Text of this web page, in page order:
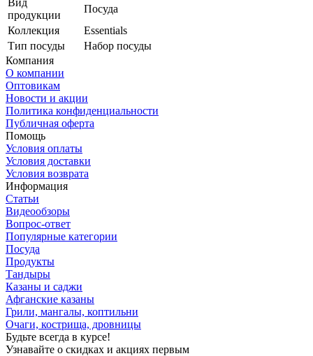
продукции
Посуда
Коллекция
Essentials
Тип посуды
Набор посуды
Компания
О компании
Оптовикам
Новости и акции
Политика конфиденциальности
Публичная оферта
Помощь
Условия оплаты
Условия доставки
Условия возврата
Информация
Статьи
Видеообзоры
Вопрос-ответ
Популярные категории
Посуда
Продукты
Тандыры
Казаны и саджи
Афганские казаны
Грили, мангалы, коптильни
Очаги, кострища, дровницы
Будьте всегда в курсе!
Узнавайте о скидках и акциях первым